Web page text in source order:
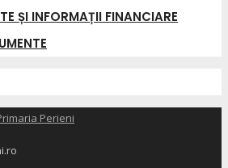
ȘI INFORMAȚII FINANCIARE